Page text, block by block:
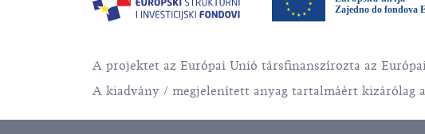
A projektet az Európai Unió társfinanszírozta az
A kiadvány / megjelenített anyag tartalmáért kizárólag